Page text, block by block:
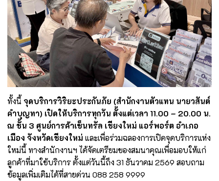
ทั้งนี้ จุดบริการวิริยะประกันภัย (สำนักงานตัวแทน นายวสันต์
คำบุญทา) เปิดให้บริการทุกวัน ตั้งแต่เวลา 11.00 – 20.00 น.
ณ ชั้น 3 ศูนย์การค้าเซ็นทรัล เชียงใหม่ แอร์พอร์ต อำเภอ
เมือง จังหวัดเชียงใหม่ และเพื่อร่วมฉลองการเปิดจุดบริการแห่ง
ใหม่นี้ ทางสำนักงานฯ ได้จัดเตรียมของสมนาคุณเพื่อมอบให้แก่
ลูกค้าที่มาใช้บริการ ตั้งแต่วันนี้ถึง 31 ธันวาคม 2569 สอบถาม
ข้อมูลเพิ่มเติมได้ที่สายด่วน 088 258 9999